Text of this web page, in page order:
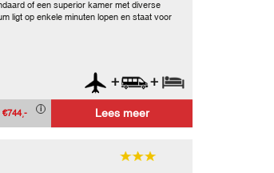
of een superior kamer met diverse
ligt op enkele minuten lopen en staat voor
+ +
€744,- Lees meer